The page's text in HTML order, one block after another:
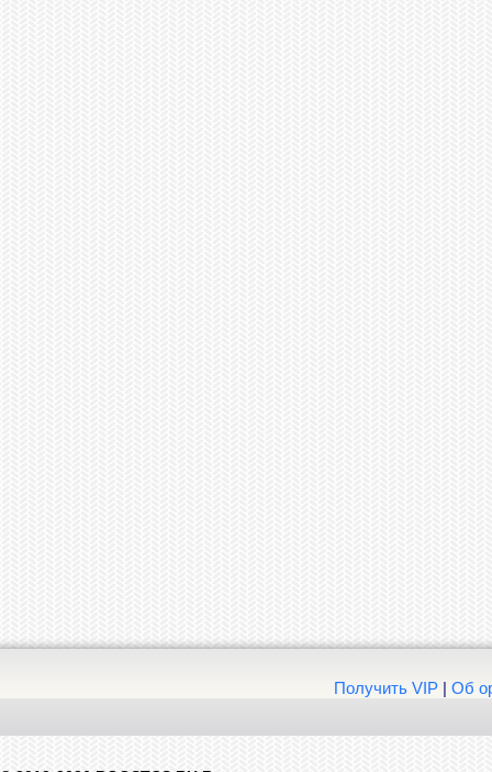
Получить VIP| Об